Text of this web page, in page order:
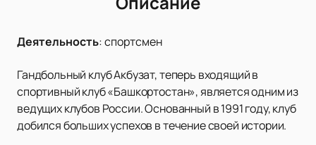
Деятельность:спортсмен
Гандбольный клуб Акбузат, теперь входящий в
спортивный клуб «Башкортостан», является одним из
ведущих клубов России. Основанный в 1991 году, клуб
добился больших успехов в течение своей истории.